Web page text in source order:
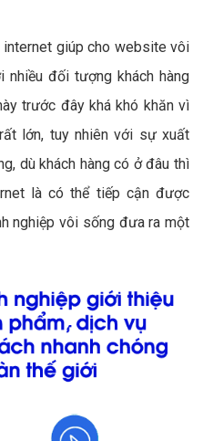
giúp cho website vôi
nhiều đối tượng khách hàng
trước đây khá khó khăn vì
lớn, tuy nhiên với sự xuất
dù khách hàng có ở đâu thì
là có thể tiếp cận được
nghiệp vôi sống đưa ra một